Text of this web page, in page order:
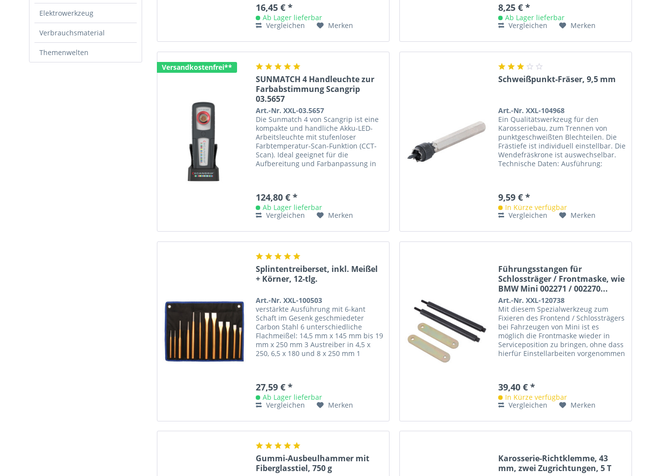
Elektrowerkzeug
Verbrauchsmaterial
Themenwelten
16,45 € *
Ab Lager lieferbar
Vergleichen
Merken
8,25 € *
Ab Lager lieferbar
Vergleichen
Merken
Versandkostenfrei**
SUNMATCH 4 Handleuchte zur
Farbabstimmung Scangrip
03.5657
Art.-Nr. XXL-03.5657
Die Sunmatch 4 von Scangrip ist eine
kompakte und handliche Akku-LED-
Arbeitsleuchte mit stufenloser
Farbtemperatur-Scan-Funktion (CCT-
Scan). Ideal geeignet für die
Aufbereitung und Farbanpassung in
124,80 € *
Ab Lager lieferbar
Vergleichen
Merken
Schweißpunkt-Fräser, 9,5 mm
Art.-Nr. XXL-104968
Ein Qualitätswerkzeug für den
Karosseriebau, zum Trennen von
punktgeschweißten Blechteilen. Die
Frästiefe ist individuell einstellbar. Die
Wendefräskrone ist auswechselbar.
Technische Daten: Ausführung:
9,59 € *
In Kürze verfügbar
Vergleichen
Merken
Splintentreiberset, inkl. Meißel
+ Körner, 12-tlg.
Art.-Nr. XXL-100503
verstärkte Ausführung mit 6-kant
Schaft im Gesenk geschmiedeter
Carbon Stahl 6 unterschiedliche
Flachmeißel: 14,5 mm x 145 mm bis 19
mm x 250 mm 3 Austreiber in 4,5 x
250, 6,5 x 180 und 8 x 250 mm 1
27,59 € *
Ab Lager lieferbar
Vergleichen
Merken
Führungsstangen für
Schlossträger / Frontmaske, wie
BMW Mini 002271 / 002270...
Art.-Nr. XXL-120738
Mit diesem Spezialwerkzeug zum
Fixieren des Frontend / Schlossträgers
bei Fahrzeugen von Mini ist es
möglich die Frontmaske wieder in
Serviceposition zu bringen, ohne dass
hierfür Einstellarbeiten vorgenommen
39,40 € *
In Kürze verfügbar
Vergleichen
Merken
Gummi-Ausbeulhammer mit
Fiberglasstiel, 750 g
Karosserie-Richtklemme, 43
mm, zwei Zugrichtungen, 5 T